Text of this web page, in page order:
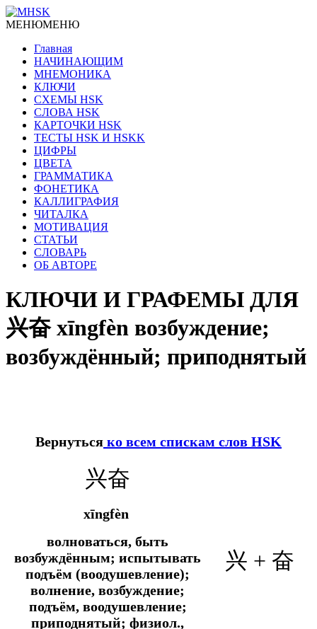
МЕНЮМЕНЮ
Главная
НАЧИНАЮЩИМ
МНЕМОНИКА
КЛЮЧИ
СХЕМЫ HSK
СЛОВА HSK
КАРТОЧКИ HSK
ТЕСТЫ HSK И HSKK
ЦИФРЫ
ЦВЕТА
ГРАММАТИКА
ФОНЕТИКА
КАЛЛИГРАФИЯ
ЧИТАЛКА
МОТИВАЦИЯ
СТАТЬИ
СЛОВАРЬ
ОБ АВТОРЕ
КЛЮЧИ И ГРАФЕМЫ ДЛЯ
兴奋 xīngfèn возбуждение;
возбуждённый; приподнятый
Вернуться ко всем спискам слов HSK
兴奋
xīngfèn
волноваться, быть
возбуждённым; испытывать
подъём (воодушевление);
волнение, возбуждение;
подъём, воодушевление;
приподнятый; физиол.,
兴 + 奋